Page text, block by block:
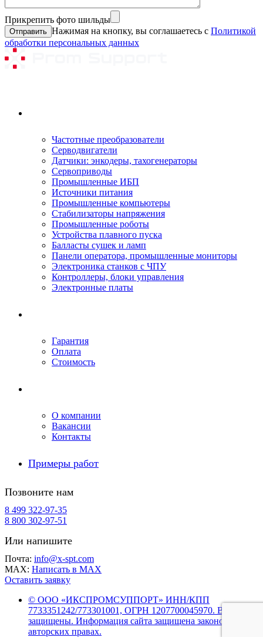
Прикрепить фото шильды
Нажимая на кнопку, вы соглашаетесь с Политикой
обработки персональных данных
Частотные преобразователи
Серводвигатели
Датчики: энкодеры, тахогенераторы
Сервоприводы
Промышленные ИБП
Источники питания
Промышленные компьютеры
Стабилизаторы напряжения
Промышленные роботы
Устройства плавного пуска
Балласты сушек и ламп
Панели оператора, промышленные мониторы
Электроника станков с ЧПУ
Контроллеры, блоки управления
Электронные платы
Гарантия
Оплата
Стоимость
О компании
Вакансии
Контакты
Примеры работ
Позвоните нам
8 499 322-97-35
8 800 302-97-51
Или напишите
Почта: info@x-spt.com
MAX: Написать в MAX
Оставить заявку
© ООО «ИКСПРОМСУППОРТ» ИНН/КПП
7733351242/773301001, ОГРН 1207700045970. Все права
защищены. Информация сайта защищена законом об
авторских правах.